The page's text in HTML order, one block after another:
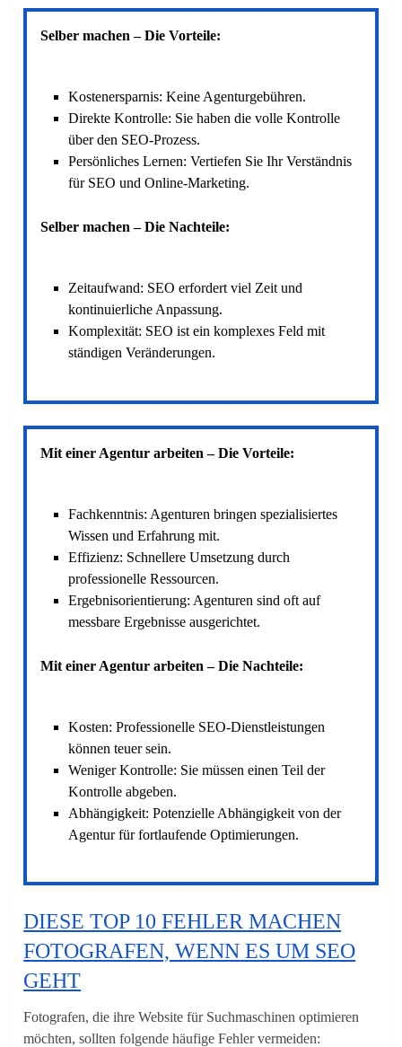
Selber machen – Die Vorteile:
Kostenersparnis: Keine Agenturgebühren.
Direkte Kontrolle: Sie haben die volle Kontrolle
über den SEO-Prozess.
Persönliches Lernen: Vertiefen Sie Ihr Verständnis
für SEO und Online-Marketing.
Selber machen – Die Nachteile:
Zeitaufwand: SEO erfordert viel Zeit und
kontinuierliche Anpassung.
Komplexität: SEO ist ein komplexes Feld mit
ständigen Veränderungen.
Mit einer Agentur arbeiten – Die Vorteile:
Fachkenntnis: Agenturen bringen spezialisiertes
Wissen und Erfahrung mit.
Effizienz: Schnellere Umsetzung durch
professionelle Ressourcen.
Ergebnisorientierung: Agenturen sind oft auf
messbare Ergebnisse ausgerichtet.
Mit einer Agentur arbeiten – Die Nachteile:
Kosten: Professionelle SEO-Dienstleistungen
können teuer sein.
Weniger Kontrolle: Sie müssen einen Teil der
Kontrolle abgeben.
Abhängigkeit: Potenzielle Abhängigkeit von der
Agentur für fortlaufende Optimierungen.
DIESE TOP 10 FEHLER MACHEN
FOTOGRAFEN, WENN ES UM SEO
GEHT
Fotografen, die ihre Website für Suchmaschinen optimieren
möchten, sollten folgende häufige Fehler vermeiden: